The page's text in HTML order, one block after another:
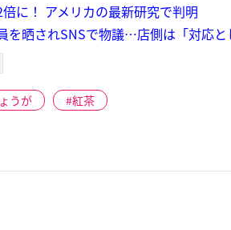
に！ アメリカの最新研究で判明
晒されSNSで物議…店側は「対応と
うが 紅茶